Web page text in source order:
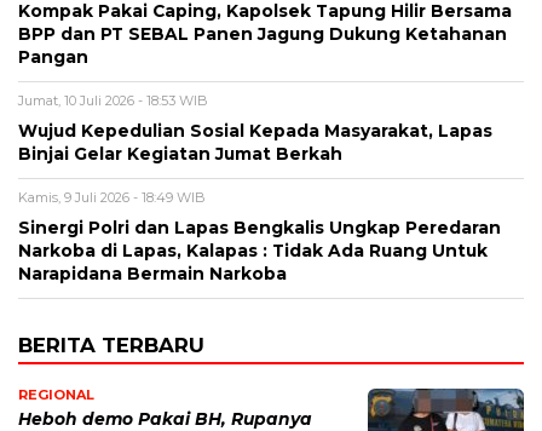
Kompak Pakai Caping, Kapolsek Tapung Hilir Bersama
BPP dan PT SEBAL Panen Jagung Dukung Ketahanan
Pangan
Jumat, 10 Juli 2026 - 18:53 WIB
Wujud Kepedulian Sosial Kepada Masyarakat, Lapas
Binjai Gelar Kegiatan Jumat Berkah
Kamis, 9 Juli 2026 - 18:49 WIB
Sinergi Polri dan Lapas Bengkalis Ungkap Peredaran
Narkoba di Lapas, Kalapas : Tidak Ada Ruang Untuk
Narapidana Bermain Narkoba
BERITA TERBARU
REGIONAL
Heboh demo Pakai BH, Rupanya